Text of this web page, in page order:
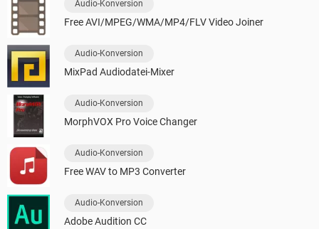
Audio-Konversion
Free AVI/MPEG/WMA/MP4/FLV Video Joiner
Audio-Konversion
MixPad Audiodatei-Mixer
Audio-Konversion
MorphVOX Pro Voice Changer
Audio-Konversion
Free WAV to MP3 Converter
Audio-Konversion
Adobe Audition CC